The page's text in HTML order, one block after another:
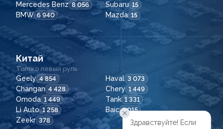
Mercedes Benz 8 056 Subaru 15
BMW 6 940 Mazda 15
Китай
Только левый руль
Geely 4 854 Haval 3 073
Changan 4 428 Chery 1 449
Omoda 1 449 Tank 1 331
Li Auto 1 258 Baic 1 015
Zeekr 378
Здравствуйте! Если